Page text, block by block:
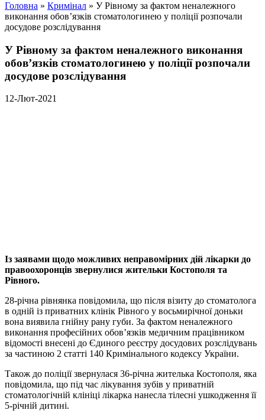
Головна » Кримінал » У Рівному за фактом неналежного
виконання обов’язків стоматологинею у поліції розпочали
досудове розслідування
У Рівному за фактом неналежного виконання
обов’язків стоматологинею у поліції розпочали
досудове розслідування
12-Лют-2021
Із заявами щодо можливих неправомірних дій лікарки до
правоохоронців звернулися жительки Костополя та
Рівного.
28-річна рівнянка повідомила, що після візиту до стоматолога
в одній із приватних клінік Рівного у восьмирічної доньки
вона виявила гнійну рану губи. За фактом неналежного
виконання професійних обов’язків медичним працівником
відомості внесені до Єдиного реєстру досудових розслідувань
за частиною 2 статті 140 Кримінального кодексу України.
Також до поліції звернулася 36-річна жителька Костополя, яка
повідомила, що під час лікування зубів у приватній
стоматологічній клініці лікарка нанесла тілесні ушкодження її
5-річній дитині.